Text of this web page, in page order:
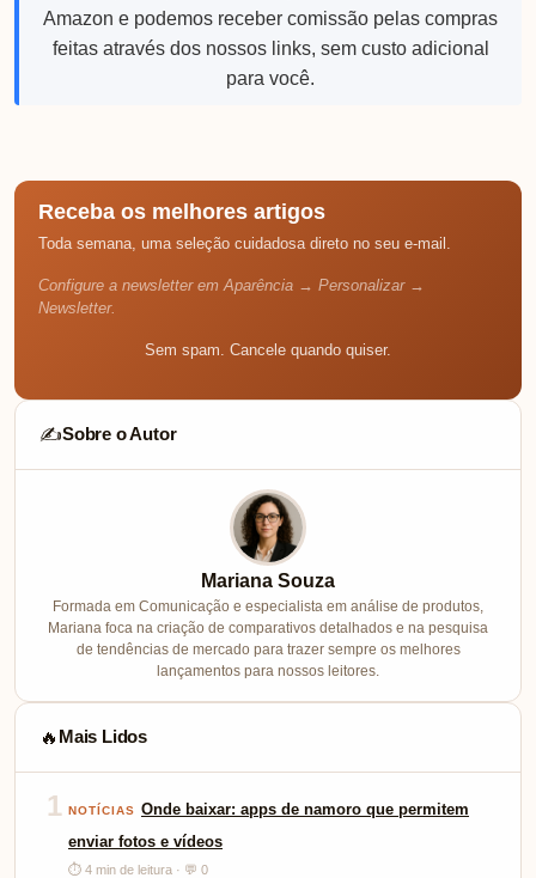
Amazon e podemos receber comissão pelas compras
feitas através dos nossos links, sem custo adicional
para você.
Receba os melhores artigos
Toda semana, uma seleção cuidadosa direto no seu e-mail.
Configure a newsletter em Aparência → Personalizar →
Newsletter.
Sem spam. Cancele quando quiser.
✍️Sobre o Autor
Mariana Souza
Formada em Comunicação e especialista em análise de produtos,
Mariana foca na criação de comparativos detalhados e na pesquisa
de tendências de mercado para trazer sempre os melhores
lançamentos para nossos leitores.
🔥 Mais Lidos
1 NOTÍCIAS Onde baixar: apps de namoro que permitem
enviar fotos e vídeos
⏱ 4 min de leitura · 💬 0